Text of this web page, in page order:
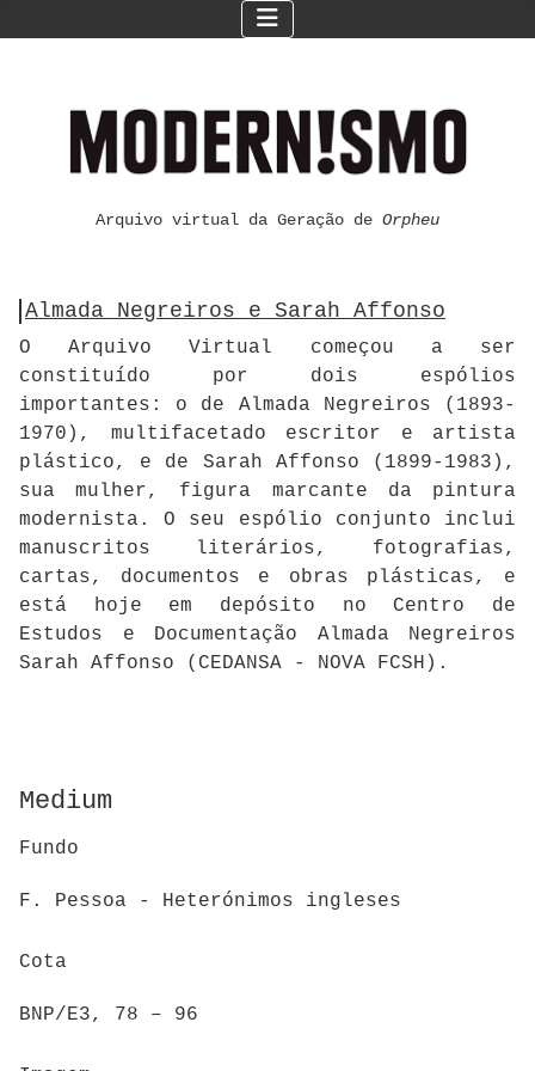
Arquivo virtual da Geração de Orpheu
Almada Negreiros e Sarah Affonso
O Arquivo Virtual começou a ser
constituído por dois espólios
importantes: o de Almada Negreiros (1893-
1970), multifacetado escritor e artista
plástico, e de Sarah Affonso (1899-1983),
sua mulher, figura marcante da pintura
modernista. O seu espólio conjunto inclui
manuscritos literários, fotografias,
cartas, documentos e obras plásticas, e
está hoje em depósito no Centro de
Estudos e Documentação Almada Negreiros
Sarah Affonso (CEDANSA - NOVA FCSH).
Medium
Fundo
F. Pessoa - Heterónimos ingleses
Cota
BNP/E3, 78 – 96